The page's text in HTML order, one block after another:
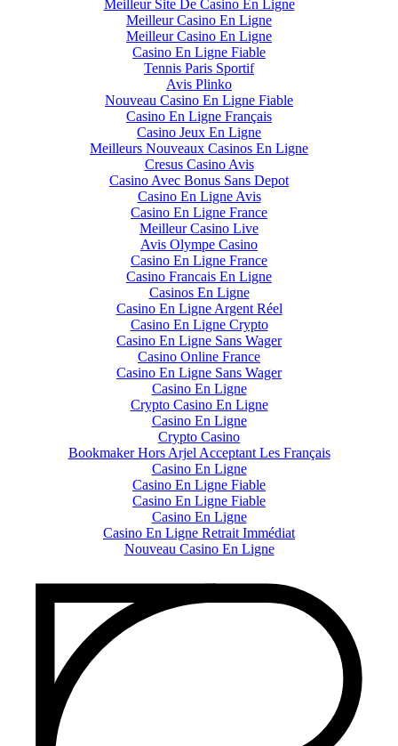
Meilleur Site De Casino En Ligne
Meilleur Casino En Ligne
Meilleur Casino En Ligne
Casino En Ligne Fiable
Tennis Paris Sportif
Avis Plinko
Nouveau Casino En Ligne Fiable
Casino En Ligne Français
Casino Jeux En Ligne
Meilleurs Nouveaux Casinos En Ligne
Cresus Casino Avis
Casino Avec Bonus Sans Depot
Casino En Ligne Avis
Casino En Ligne France
Meilleur Casino Live
Avis Olympe Casino
Casino En Ligne France
Casino Francais En Ligne
Casinos En Ligne
Casino En Ligne Argent Réel
Casino En Ligne Crypto
Casino En Ligne Sans Wager
Casino Online France
Casino En Ligne Sans Wager
Casino En Ligne
Crypto Casino En Ligne
Casino En Ligne
Crypto Casino
Bookmaker Hors Arjel Acceptant Les Français
Casino En Ligne
Casino En Ligne Fiable
Casino En Ligne Fiable
Casino En Ligne
Casino En Ligne Retrait Immédiat
Nouveau Casino En Ligne